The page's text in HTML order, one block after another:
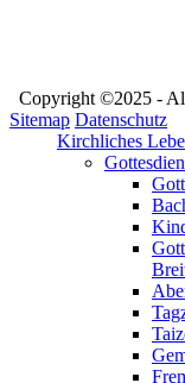
Copyright ©2025 -
Sitemap Datenschutz
Kirchliches